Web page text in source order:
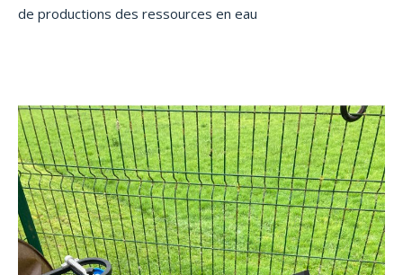
de productions des ressources en eau